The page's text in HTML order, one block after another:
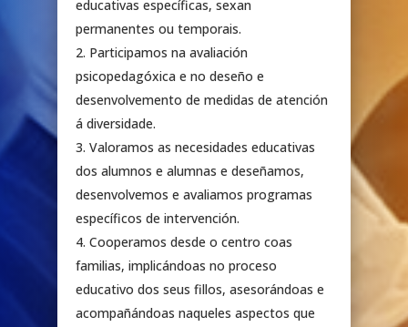
educativas específicas, sexan
permanentes ou temporais.
Participamos na avaliación
psicopedagóxica e no deseño e
desenvolvemento de medidas de atención
á diversidade.
Valoramos as necesidades educativas
dos alumnos e alumnas e deseñamos,
desenvolvemos e avaliamos programas
específicos de intervención.
Cooperamos desde o centro coas
familias, implicándoas no proceso
educativo dos seus fillos, asesorándoas e
acompañándoas naqueles aspectos que